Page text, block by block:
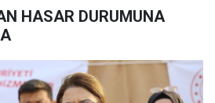
HASAR DURUMUNA